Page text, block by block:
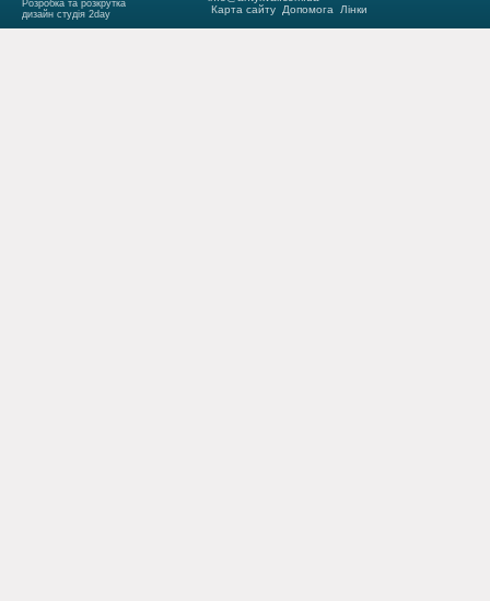
Розробка та розкрутка
дизайн студія 2day
Карта сайту
Допомога Лінки